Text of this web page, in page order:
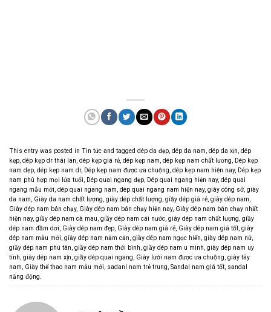
This entry was posted in Tin tức and tagged dép da đẹp, dép da nam, dép da xịn, dép
kẹp, dép kẹp dr thái lan, dép kẹp giá rẻ, dép kẹp nam, dép kẹp nam chất lương, Dép kẹp
nam dẹp, dép kẹp nam dr, Dép kẹp nam được ưa chuộng, dép kẹp nam hiện nay, Dép kẹp
nam phù hợp mọi lứa tuổi, Dép quai ngang đẹp, Dép quai ngang hiện nay, dép quai
ngang mẫu mới, dép quai ngang nam, dép quai ngang nam hiện nay, giày công sở, giày
da nam, Giày da nam chất lượng, giày dép chất lượng, giầy dép giá rẻ, giày dép nam,
Giày dép nam bán chạy, Giày dép nam bán chạy hiện nay, Giày dép nam bán chạy nhất
hiện nay, giầy dép nam cà mau, giầy dép nam cái nước, giày dép nam chất lượng, giầy
dép nam đầm dơi, Giày dép nam đẹp, Giày dép nam giá rẻ, Giày dép nam giá tốt, giày
dép nam mẫu mới, giầy dép nam năm căn, giầy dép nam ngọc hiển, giày dép nam nữ,
giầy dép nam phú tân, giầy dép nam thới bình, giầy dép nam u minh, giày dép nam uy
tính, giày dép nam xịn, giầy dép quai ngang, Giày lười nam được ưa chuộng, giày tây
nam, Giày thể thao nam mẫu mới, sadanl nam trẻ trung, Sandal nam giá tốt, sandal
năng động.